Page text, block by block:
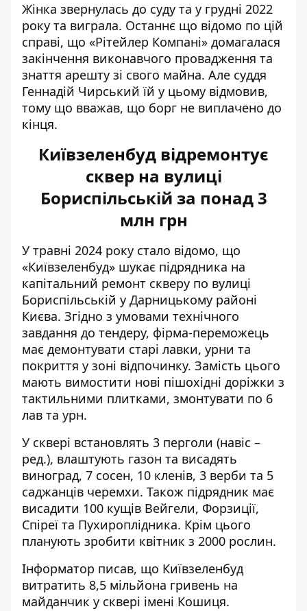
Жінка звернулась до суду та у грудні 2022
року та виграла. Останнє що відомо по цій
справі, що «Рітейлер Компані» домагалася
закінчення виконавчого провадження та
знаття арешту зі свого майна. Але суддя
Геннадій Чирський їй у цьому відмовив,
тому що вважав, що борг не виплачено до
кінця.
Київзеленбуд відремонтує
сквер на вулиці
Бориспільській за понад 3
млн грн
У травні 2024 року стало відомо, що
«Київзеленбуд» шукає підрядника на
капітальний ремонт скверу по вулиці
Бориспільській у Дарницькому районі
Києва. Згідно з умовами технічного
завдання до тендеру, фірма-переможець
має демонтувати старі лавки, урни та
покриття у зоні відпочинку. Замість цього
мають вимостити нові пішохідні доріжки з
тактильними плитками, змонтувати по 6
лав та урн.
У сквері встановлять 3 перголи (навіс –
ред.), влаштують газон та висадять
виноград, 7 сосен, 10 кленів, 3 верби та 5
саджанців черемхи. Також підрядник має
висадити 100 кущів Вейгели, Форзиції,
Спіреї та Пухироплідника. Крім цього
планують зробити квітник з 2000 рослин.
Інформатор писав, що Київзеленбуд
витратить 8,5 мільйона гривень на
майданчик у сквері імені Кошиця.